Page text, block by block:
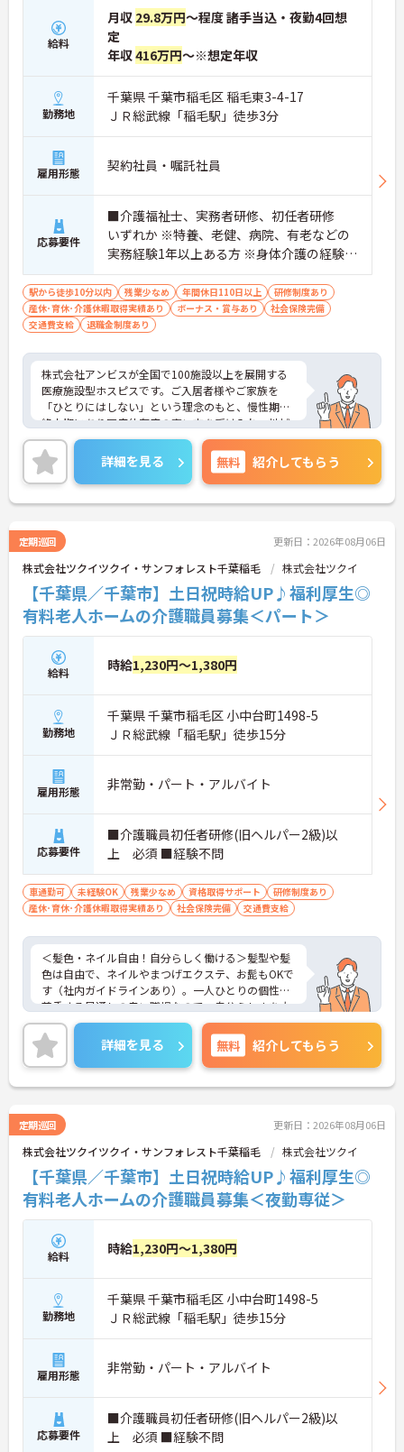
です】
・日本生命グループを親会社に持つ大手介護企業
で、100施設以上を運営する安定した経営基盤があ
プラチナ介護職（4資格）に認定されると月38,000
円の手当が加算される仕組みが整っています
・介護福祉士国家試験対策講座・認知症ケア専門士
対策・ケアマネジャー対策など、資格取得支援講座
を自社開講しており、資格保有率99.8%の実績があ
ります
【残業月4.3時間、給与と働きやすさを両立している
・賞与年2回・定期昇給、夜勤手当・家族手当・住
宅手当など各種手当が充実しています
・残業は月平均4.3時間と業界水準を大きく下回って
おり、有給休暇取得実績14日と休みも取りやすい環
境です
・年間休日111日以上・シフトは柔軟に対応してお
り、有給と組み合わせて海外旅行に行くスタッフも
・インカム導入によりスタッフ間のフリーハンド連
絡・情報共有が可能、また、睡眠センサー・アレク
サ等IoT機器を活用し、業務効率化と質の高いケアを
両立しています
・従業員満足度調査を定期実施し、スタッフの声を
制度に反映する文化があります
・エリアマネージャー・社長が定期的にホームを周
り、スタッフと直接意見交換をしています
【育児・家庭との両立を本気でサポートしている職
場です】
児と仕事を両立できる体制が整っています
・育児短時間勤務が小学4年生まで利用でき、法令よ
り長い期間サポートを受けることができます
・「くるみん」「えるぼし」「トモニン」の3つの
厚生労働省認定を取得しており、ライフステージに
合わせた長期就業が実現できる職場です
給料
月収 29.8万円～程度 諸手当込・夜勤4回想
定
年収416万円～※想定年収
勤務地
千葉県 千葉市稲毛区 稲毛東3-4-17
ＪＲ総武線「稲毛駅」徒歩3分
雇用形態 契約社員・嘱託社員
応募要件
■介護福祉士、実務者研修、初任者研修
いずれか ※特養、老健、病院、有老などの
実務経験1年以上ある方 ※身体介護の経験年
以上ある方、機械浴の使用の経験のある方
歓迎
駅から徒歩10分以内 残業少なめ 年間休日110日以上
研修制度あり
産休･育休･介護休暇取得実績あり
ボーナス・賞与あり
社会保険完備
交通費支給
退職金制度あり
株式会社アンビスが全国で100施設以上を展開する
医療施設型ホスピスです。ご入居者様やご家族を
「ひとりにはしない」という理念のもと、慢性期や
終末期にあり医療依存度の高い方を受け入れ、地域
医療を支える社会的意義の高い事業を推進していま
す。現場には看護師が24時間常駐しています。急変
時の対応や医療行為は看護師が担当するため、初任
者研修や実務者研修の方も食事介助や入浴介助など
の生活を支えるケアに専念できる環境です。多職種
連携の体制がしっかりと整っています。働き方の面
では、夜勤明けの翌日が原則として公休となるほ
か、月平均の残業時間も5時間から7時間程度とかな
り少なめです。常勤スタッフの比率が90パーセント
を超えているため急な勤務変更が発生しにくく、あ
らかじめ決められた訪問予定表に沿って規則正しく
働けます。入職後は現場スタッフによるお一人おひ
とりに合わせた個別のOJT研修が実施されます。eラ
ーニングも導入されており、多職種と連携しながら
専門性を着実に深めていける環境が用意されていま
★おすすめPOINT★
のＯＪＴ研修を実施し、ｅラーニングを用いた学習
の機会も提供されます
・施設内には看護師が24時間常駐しており、急変時
の対応や専門的な医療処置は看護師が担当するため
負担が減ります
・介護スタッフと看護スタッフの比率が1対1で相談
しやすく、初任者研修や実務者研修からでも着実に
専門性を高められます
＜残業月7時間以下で身体の負担を軽減！＞
高く、急なシフト変更や無理な長時間勤務が発生し
にくい人員体制です
・訪問スケジュールに沿って施設内でのケアを行う
ため、月平均の残業時間は5時間から7時間程度とか
なり少なめに抑えられます
・夜勤明けの翌日は原則としてお休みとなるシフト
編成が組まれており、しっかりと休息を取りながら
長期的な就業が可能です
＜評価制度でキャリアアップ＞
・介護福祉士や初任者研修などの資格や実務経験、
ーションを維持できます
・年次を問わずリーダーや主任などのマネジメント
職へ昇格する事例も多数あり、腰を据えて長期的な
キャリア形成が可能です
詳細を見る 無料 紹介してもらう
定期巡回 更新日：2026年08月06日
株式会社ツクイツクイ・サンフォレスト千葉稲毛 株式会社ツクイ
【千葉県／千葉市】土日祝時給UP♪福利厚生◎
有料老人ホームの介護職員募集＜パート＞
給料 時給1,230円～1,380円
勤務地
千葉県 千葉市稲毛区 小中台町1498-5
ＪＲ総武線「稲毛駅」徒歩15分
雇用形態 非常勤・パート・アルバイト
応募要件
■介護職員初任者研修(旧ヘルパー2級)以
上 必須 ■経験不問
車通勤可 未経験OK 残業少なめ 資格取得サポート
研修制度あり
産休･育休･介護休暇取得実績あり
社会保険完備 交通費支給
＜髪色・ネイル自由！自分らしく働ける＞髪型や髪
色は自由で、ネイルやまつげエクステ、お髭もOKで
す（社内ガイドラインあり）。一人ひとりの個性を
尊重する風通しの良い職場なので、自分らしさを大
切にしながら、のびのびと前向きにお仕事に取り組
めます。
＜未経験OK！資格取得も会社が応援＞無資格の方は
入社半年以内に「認知症介護基礎研修」を会社負担
で受講できる制度があり、働きながらスキルアップ
があるので、焦らず着実に成長していける環境で
す。
詳細を見る 無料 紹介してもらう
定期巡回 更新日：2026年08月06日
株式会社ツクイツクイ・サンフォレスト千葉稲毛 株式会社ツクイ
【千葉県／千葉市】土日祝時給UP♪福利厚生◎
有料老人ホームの介護職員募集＜夜勤専従＞
給料 時給1,230円～1,380円
勤務地
千葉県 千葉市稲毛区 小中台町1498-5
ＪＲ総武線「稲毛駅」徒歩15分
雇用形態 非常勤・パート・アルバイト
応募要件
■介護職員初任者研修(旧ヘルパー2級)以
上 必須 ■経験不問